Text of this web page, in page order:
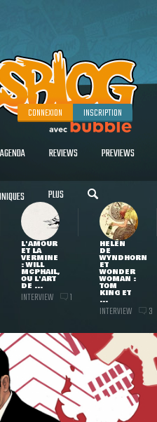
CONNEXION INSCRIPTION
AGENDA REVIEWS PREVIEWS
PLUS
L'AMOUR
ET LA
VERMINE
: WILL
MCPHAIL,
OU L'ART
DE ...
INTERVIEW 1
HELEN
DE
WYNDHORN
ET
WONDER
WOMAN :
TOM
KING ET
...
INTERVIEW 3